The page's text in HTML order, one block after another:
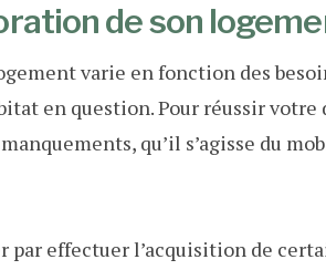
de son
varie en fonction des
en question. Pour réussir votre
qu’il s’agisse du
par effectuer l’acquisition de